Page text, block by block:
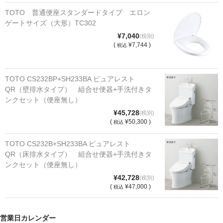
k
TOTO 普通便座スタンダードタイプ エロン
ゲートサイズ（大形）TC302
¥7,040(税別)
( 税込 ¥7,744 )
TOTO CS232BP+SH233BA ピュアレスト
QR（壁排水タイプ） 組合せ便器+手洗付きタ
ンクセット（便座無し）
¥45,728(税別)
( 税込 ¥50,300 )
TOTO CS232B+SH233BA ピュアレスト
QR（床排水タイプ） 組合せ便器+手洗付きタ
ンクセット（便座無し）
¥42,728(税別)
( 税込 ¥47,000 )
営業日カレンダー